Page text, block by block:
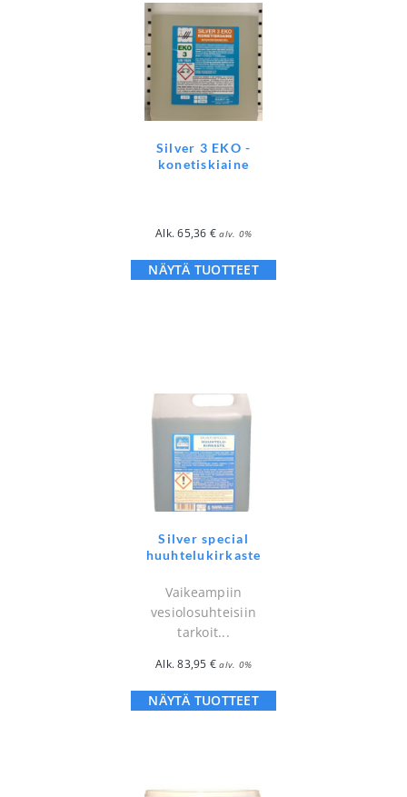
Silver 3 EKO -
konetiskiaine
Alk.65,36 € alv. 0%
NÄYTÄ TUOTTEET
Silver special
huuhtelukirkaste
Vaikeampiin
vesiolosuhteisiin
tarkoit...
Alk.83,95 € alv. 0%
NÄYTÄ TUOTTEET